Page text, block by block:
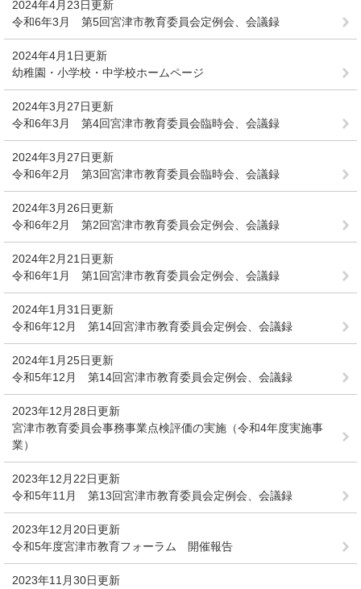
2024年4月23日更新
令和6年3月 第5回宮津市教育委員会定例会、会議録
2024年4月1日更新
幼稚園・小学校・中学校ホームページ
2024年3月27日更新
令和6年3月 第4回宮津市教育委員会臨時会、会議録
2024年3月27日更新
令和6年2月 第3回宮津市教育委員会臨時会、会議録
2024年3月26日更新
令和6年2月 第2回宮津市教育委員会定例会、会議録
2024年2月21日更新
令和6年1月 第1回宮津市教育委員会定例会、会議録
2024年1月31日更新
令和6年12月 第14回宮津市教育委員会定例会、会議録
2024年1月25日更新
令和5年12月 第14回宮津市教育委員会定例会、会議録
2023年12月28日更新
宮津市教育委員会事務事業点検評価の実施（令和4年度実施事
業）
2023年12月22日更新
令和5年11月 第13回宮津市教育委員会定例会、会議録
2023年12月20日更新
令和5年度宮津市教育フォーラム 開催報告
2023年11月30日更新